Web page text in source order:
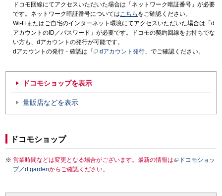
ドコモ回線にてアクセスいただいた場合は「ネットワーク暗証番号」が必要
です。ネットワーク暗証番号についてはこちら をご確認ください。
Wi-Fiまたはご自宅のインターネット環境にてアクセスいただいた場合は「d
アカウントのID／パスワード」が必要です。ドコモの契約回線をお持ちでな
い方も、dアカウントの発行が可能です。
dアカウントの発行・確認は「
dアカウント発行 」でご確認ください。
ドコモショップを表示
量販店などを表示
ドコモショップ
営業時間などは変更となる場合がございます。最新の情報は
ドコモショッ
プ／d gardenからご確認ください。